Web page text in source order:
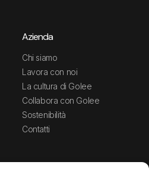
Azienda
Chi siamo
Lavora con noi
La cultura di Golee
Collabora con Golee
Sostenibilità
Contatti